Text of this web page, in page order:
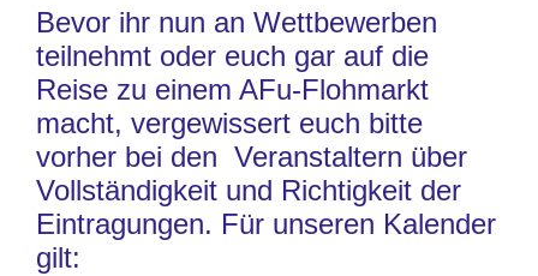
Bevor ihr nun an Wettbewerben
teilnehmt oder euch gar auf die
Reise zu einem AFu-Flohmarkt
macht, vergewissert euch bitte
vorher bei den Veranstaltern über
Vollständigkeit und Richtigkeit der
Eintragungen. Für unseren Kalender
gilt: